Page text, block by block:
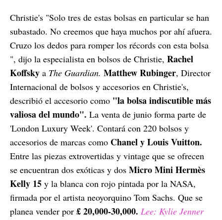
Christie's "Solo tres de estas bolsas en particular se han
subastado. No creemos que haya muchos por ahí afuera.
Cruzo los dedos para romper los récords con esta bolsa
", dijo la especialista en bolsos de Christie, Rachel
Koffsky a The Guardian. Matthew Rubinger, Director
Internacional de bolsos y accesorios en Christie's,
describió el accesorio como "la bolsa indiscutible más
valiosa del mundo". La venta de junio forma parte de
'London Luxury Week'. Contará con 220 bolsos y
accesorios de marcas como Chanel y Louis Vuitton.
Entre las piezas extrovertidas y vintage que se ofrecen
se encuentran dos exóticas y dos Micro Mini Hermès
Kelly 15 y la blanca con rojo pintada por la NASA,
firmada por el artista neoyorquino Tom Sachs. Que se
planea vender por £ 20,000-30,000. Lee: Kylie Jenner